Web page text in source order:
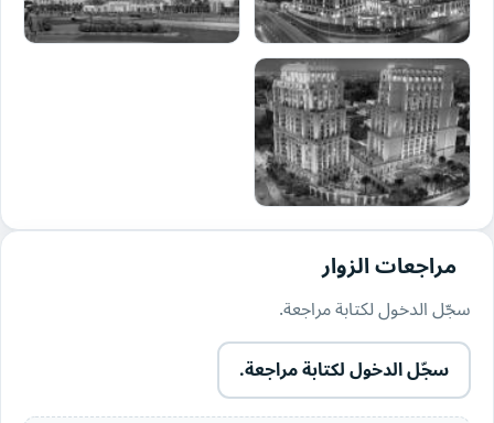
مراجعات الزوار
سجّل الدخول لكتابة مراجعة.
سجّل الدخول لكتابة مراجعة.